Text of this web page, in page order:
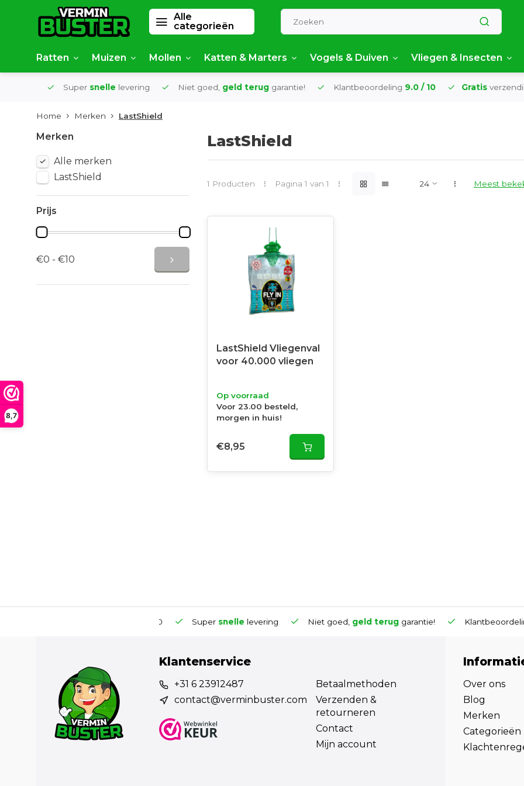
8,7
Alle
categorieën
Ratten Muizen Mollen Katten & Marters Vogels & Duiven Vliegen & Insecten
Supersnelle levering Niet goed,geld teruggarantie! Klantbeoordeling9.0 / 10 Gratis
Home Merken LastShield
Merken
Alle merken
LastShield
Prijs
€0 - €10
LastShield
1 Producten Pagina 1 van 1 Meest
LastShield Vliegenval
voor 40.000 vliegen
Op voorraad
Voor 23.00 besteld,
morgen in huis!
€8,95
Supersnellelevering Niet goed,geld teruggarantie! Klantbeoordeling
Klantenservice
+31 6 23912487
contact@verminbuster.com
Betaalmethoden
Verzenden &
retourneren
Contact
Mijn account
Over ons
Blog
Merken
Categorieën